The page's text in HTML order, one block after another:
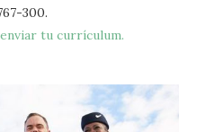
300.
tu currículum.